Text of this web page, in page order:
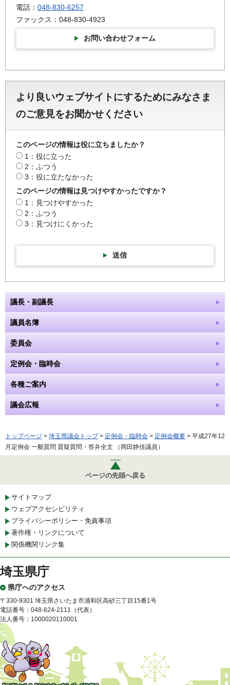
電話： 048-830-6257
ファックス：048-830-4923
お問い合わせフォーム
より良いウェブサイトにするためにみなさま
のご意見をお聞かせください
このページの情報は役に立ちましたか？
1：役に立った
2：ふつう
3：役に立たなかった
このページの情報は見つけやすかったですか？
1：見つけやすかった
2：ふつう
3：見つけにくかった
送信
議長・副議長
議員名簿
委員会
定例会・臨時会
各種ご案内
議会広報
トップページ > 埼玉県議会トップ> 定例会・臨時会 > 定例会概要 > 平成27年12
月定例会 一般質問 質疑質問・答弁全文 （岡田静佳議員）
ページの先頭へ戻る
サイトマップ
ウェブアクセシビリティ
プライバシーポリシー・免責事項
著作権・リンクについて
関係機関リンク集
埼玉県庁
県庁へのアクセス
〒330-9301 埼玉県さいたま市浦和区高砂三丁目15番1号
電話番号：048-824-2111（代表）
法人番号：1000020110001